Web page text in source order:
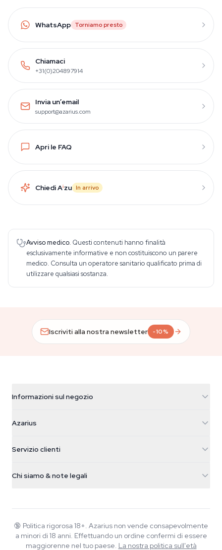
WhatsApp Torniamo presto
Chiamaci
+31(0)204897914
Invia un’email
support@azarius.com
Apri le FAQ
Chiedi Aizu In arrivo
Avviso medico. Questi contenuti hanno finalità
esclusivamente informative e non costituiscono un parere
medico. Consulta un operatore sanitario qualificato prima di
utilizzare qualsiasi sostanza.
Iscriviti alla nostra newsletter -10%
Informazioni sul negozio
Galvaniweg 11
Nederland
+31(0)204897914
Azarius
Smokeshop
Servizio clienti
FAQ
Informativa sulla privacy
Chi siamo & note legali
Wiki
Blog
Musica
🔞 Politica rigorosa 18+. Azarius non vende consapevolmente
a minori di 18 anni. Effettuando un ordine confermi di essere
maggiorenne nel tuo paese. La nostra politica sull'età